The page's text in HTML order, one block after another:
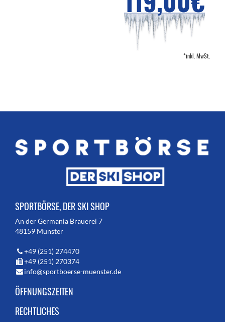
*inkl. MwSt.
SPORTBÖRSE, DER SKI SHOP
An der Germania Brauerei 7
48159 Münster
+49 (251) 274470
+49 (251) 270374
info@sportboerse-muenster.de
ÖFFNUNGSZEITEN
RECHTLICHES